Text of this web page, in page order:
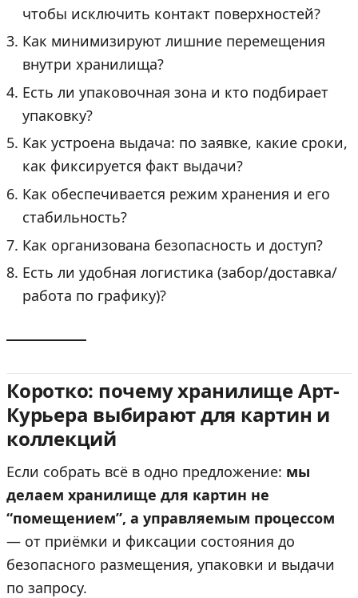
чтобы исключить контакт поверхностей?
Как минимизируют лишние перемещения
внутри хранилища?
Есть ли упаковочная зона и кто подбирает
упаковку?
Как устроена выдача: по заявке, какие сроки,
как фиксируется факт выдачи?
Как обеспечивается режим хранения и его
стабильность?
Как организована безопасность и доступ?
Есть ли удобная логистика (забор/доставка/
работа по графику)?
Коротко: почему хранилище Арт-
Курьера выбирают для картин и
коллекций
Если собрать всё в одно предложение: мы
делаем хранилище для картин не
“помещением”, а управляемым процессом
— от приёмки и фиксации состояния до
безопасного размещения, упаковки и выдачи
по запросу.